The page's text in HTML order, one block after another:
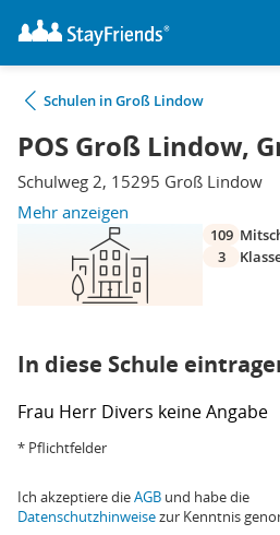
Schulen in Groß Lindow
POS Groß Lindow,
Schulweg 2, 15295 Groß Lindow
Mehr anzeigen
109
3
In diese Schule
Frau Herr Divers keine Angabe
* Pflichtfelder
Ich akzeptiere dieAGB und habe die
Datenschutzhinweisezur Kenntnis